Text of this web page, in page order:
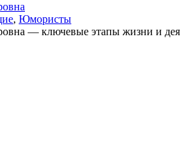
, Юмористы
— ключевые этапы жизни и